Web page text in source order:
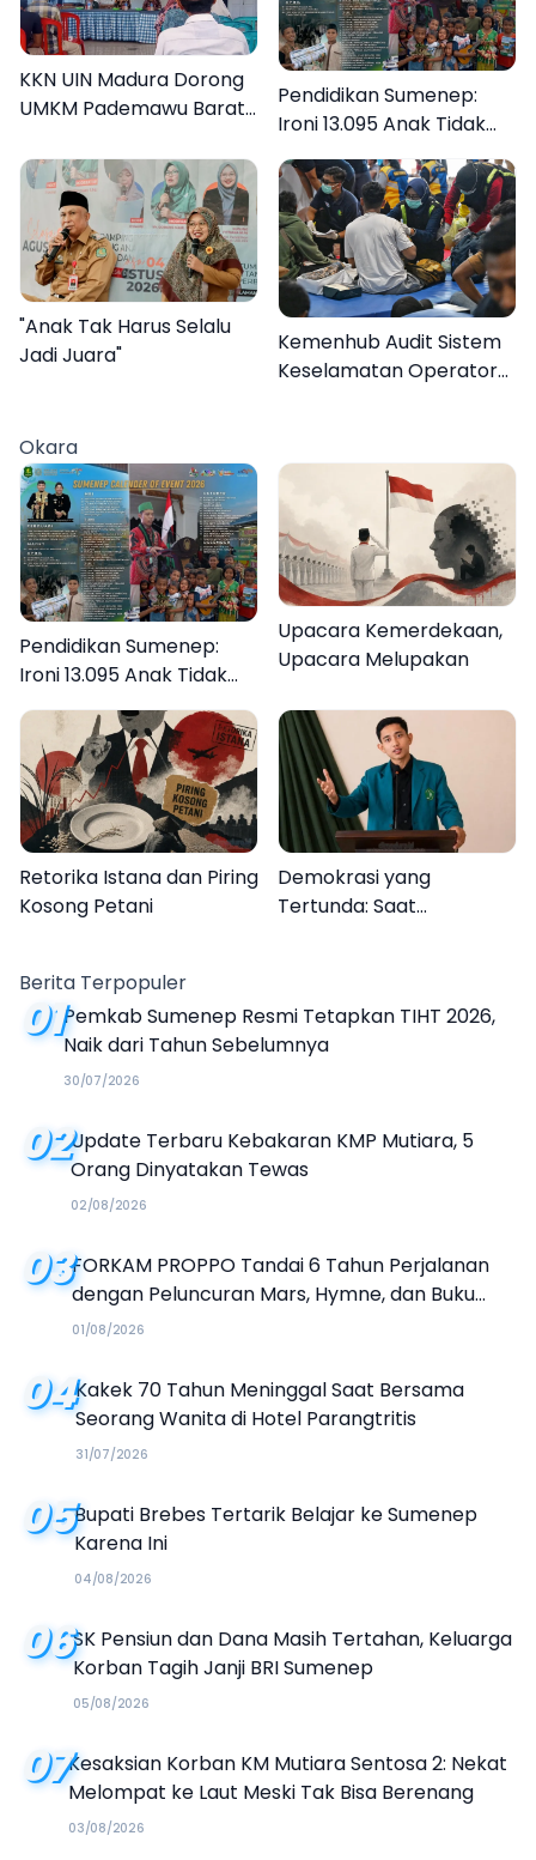
KKN UIN Madura Dorong
UMKM Pademawu Barat
Pendidikan Sumenep:
Ironi 13.095 Anak Tidak
Sekolah Menyaksikan
Semarak Festival
Kalender Event 2026
"Anak Tak Harus Selalu
Jadi Juara"
Kemenhub Audit Sistem
Keselamatan Operator
Okara
Pendidikan Sumenep:
Ironi 13.095 Anak Tidak
Sekolah Menyaksikan
Semarak Festival
Kalender Event 2026
Upacara Kemerdekaan,
Upacara Melupakan
Retorika Istana dan Piring
Kosong Petani
Demokrasi yang
Tertunda: Saat
Berita Terpopuler
01Pemkab Sumenep Resmi Tetapkan TIHT 2026,
Naik dari Tahun Sebelumnya
30/07/2026
02Update Terbaru Kebakaran KMP Mutiara, 5
Orang Dinyatakan Tewas
02/08/2026
03FORKAM PROPPO Tandai 6 Tahun Perjalanan
dengan Peluncuran Mars, Hymne, dan Buku
Organisasi
01/08/2026
04Kakek 70 Tahun Meninggal Saat Bersama
Seorang Wanita di Hotel Parangtritis
31/07/2026
05Bupati Brebes Tertarik Belajar ke Sumenep
Karena Ini
04/08/2026
06SK Pensiun dan Dana Masih Tertahan, Keluarga
Korban Tagih Janji BRI Sumenep
05/08/2026
07Kesaksian Korban KM Mutiara Sentosa 2: Nekat
Melompat ke Laut Meski Tak Bisa Berenang
03/08/2026